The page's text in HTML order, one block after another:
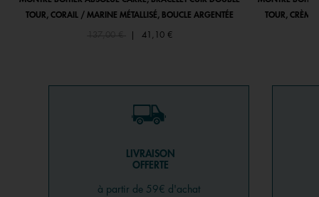
TOUR, CORAIL / MARINE MÉTALLISÉ, BOUCLE ARGENTÉE
Price reduced from
137,00 €to 41,10 €
TOUR, CRÈME
LIVRAISON
OFFERTE
à partir de 59€ d'achat